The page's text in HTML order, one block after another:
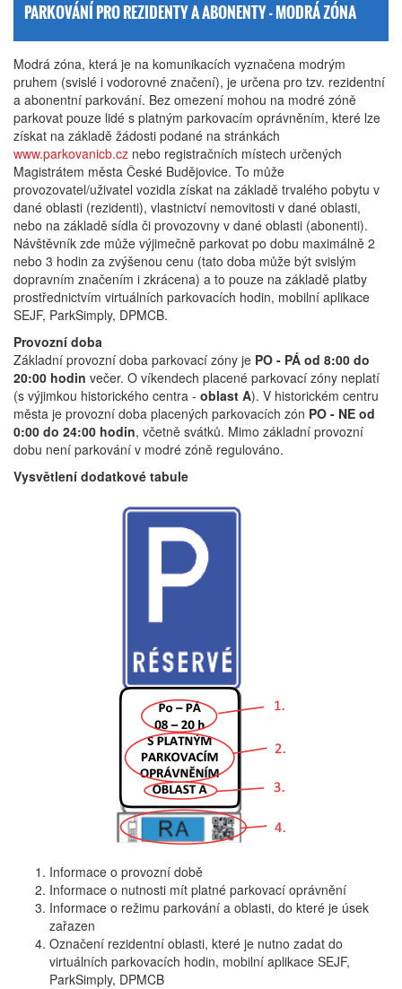
PARKOVÁNÍ PRO REZIDENTY A ABONENTY - MODRÁ ZÓNA
Modrá zóna, která je na komunikacích vyznačena modrým
pruhem (svislé i vodorovné značení), je určena pro tzv. rezidentní
a abonentní parkování. Bez omezení mohou na modré zóně
parkovat pouze lidé s platným parkovacím oprávněním, které lze
získat na základě žádosti podané na stránkách
www.parkovanicb.cz nebo registračních místech určených
Magistrátem města České Budějovice. To může
provozovatel/uživatel vozidla získat na základě trvalého pobytu v
dané oblasti (rezidenti), vlastnictví nemovitosti v dané oblasti,
nebo na základě sídla či provozovny v dané oblasti (abonenti).
Návštěvník zde může výjimečně parkovat po dobu maximálně 2
nebo 3 hodin za zvýšenou cenu (tato doba může být svislým
dopravním značením i zkrácena) a to pouze na základě platby
prostřednictvím virtuálních parkovacích hodin, mobilní aplikace
SEJF, ParkSimply, DPMCB.
Provozní doba
Základní provozní doba parkovací zóny je PO - PÁ od 8:00 do
20:00 hodin večer. O víkendech placené parkovací zóny neplatí
(s výjimkou historického centra - oblast A). V historickém centru
města je provozní doba placených parkovacích zón PO - NE od
0:00 do 24:00 hodin, včetně svátků. Mimo základní provozní
dobu není parkování v modré zóně regulováno.
Vysvětlení dodatkové tabule
Informace o provozní době
Informace o nutnosti mít platné parkovací oprávnění
Informace o režimu parkování a oblasti, do které je úsek
zařazen
Označení rezidentní oblasti, které je nutno zadat do
virtuálních parkovacích hodin, mobilní aplikace SEJF,
ParkSimply, DPMCB